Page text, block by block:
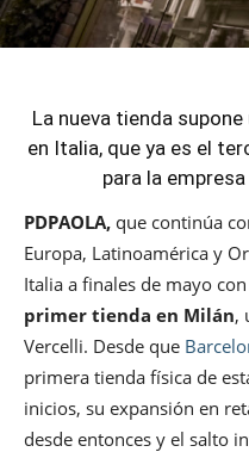
La nueva tienda
en Italia, que ya es el
para la
PDPAOLA, que continúa
Europa, Latinoamérica y
Italia a finales de mayo con
primer tienda en Milán,
Vercelli. Desde que
primera tienda física de
inicios, su expansión en
desde entonces y el salto